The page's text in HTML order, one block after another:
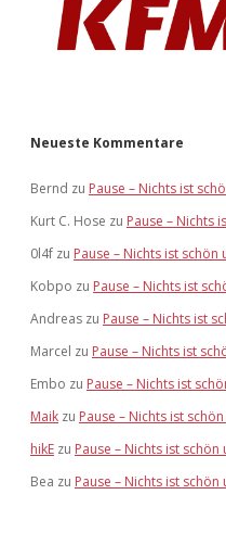
Neueste Kommentare
Bernd zu Pause – Nichts ist
Kurt C. Hose zu Pause – Nichts
0l4f zu Pause – Nichts ist schön
Kobpo zu Pause – Nichts ist
Andreas zu Pause – Nichts ist
Marcel zu Pause – Nichts ist
Embo zu Pause – Nichts ist
Maik zu Pause – Nichts ist
hikE zu Pause – Nichts ist
Bea zu Pause – Nichts ist